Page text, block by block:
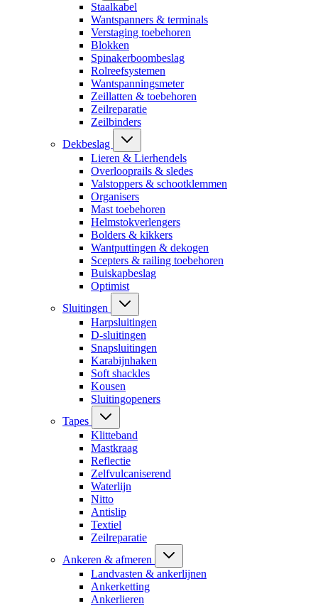
Staalkabel
Wantspanners & terminals
Verstaging toebehoren
Blokken
Spinakerboombeslag
Rolreefsystemen
Wantspanningsmeter
Zeillatten & toebehoren
Zeilreparatie
Zeilbinders
Dekbeslag
Lieren & Lierhendels
Overlooprails & sledes
Valstoppers & schootklemmen
Organisers
Mast toebehoren
Helmstokverlengers
Bolders & kikkers
Wantputtingen & dekogen
Scepters & railing toebehoren
Buiskapbeslag
Optimist
Sluitingen
Harpsluitingen
D-sluitingen
Snapsluitingen
Karabijnhaken
Soft shackles
Kousen
Sluitingopeners
Tapes
Klitteband
Mastkraag
Reflectie
Zelfvulcaniserend
Waterlijn
Nitto
Antislip
Textiel
Zeilreparatie
Ankeren & afmeren
Landvasten & ankerlijnen
Ankerketting
Ankerlieren